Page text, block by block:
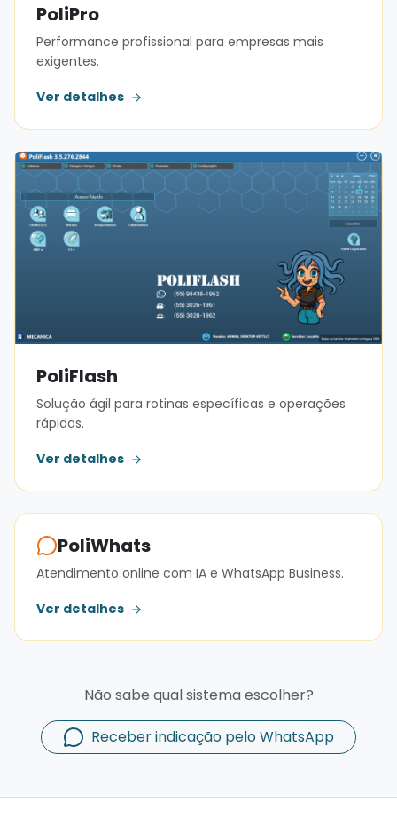
PoliPro
Performance profissional para empresas mais
exigentes.
Ver detalhes
PoliFlash
Solução ágil para rotinas específicas e operações
rápidas.
Ver detalhes
PoliWhats
Atendimento online com IA e WhatsApp Business.
Ver detalhes
Não sabe qual sistema escolher?
Receber indicação pelo WhatsApp